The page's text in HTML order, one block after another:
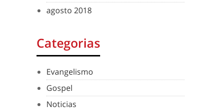
agosto 2018
Categorias
Evangelismo
Gospel
Noticias